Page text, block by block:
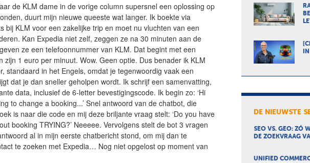
de KLM dame in de vorige column supersnel een oplossing op
duurt mijn nieuwe queeste wat langer. Ik boekte via
bij KLM voor een zakelijke trip en moet nu vluchten van een
Kan Expedia niet zelf, zeggen ze na 30 minuten aan de
ze een telefoonnummer van KLM. Dat begint met een
zijn 1 euro per minuut. Wow. Geen optie. Dus benader ik KLM
standaard in het Engels, omdat je tegenwoordig vaak een
dat je dan sneller geholpen wordt. Ik schrijf een samenvatting,
data, inclusief de 6-letter bevestigingscode. Ik begin zo: ‘Hi
to change a booking...’ Snel antwoord van de chatbot, die
is naar die code en mij deze briljante vraag stelt: ‘Do you have
booking TRYING?’ Neeeee. Vervolgens stelt de bot 3 vragen
al in mijn eerste chatbericht stond, om mij dan te
te zoeken met Expedia… Nog niet opgelost op moment van
DE NIEUWSTE
SEO VS. GEO: ZÓ
DE ZOEKVRAAG
UNIFIED